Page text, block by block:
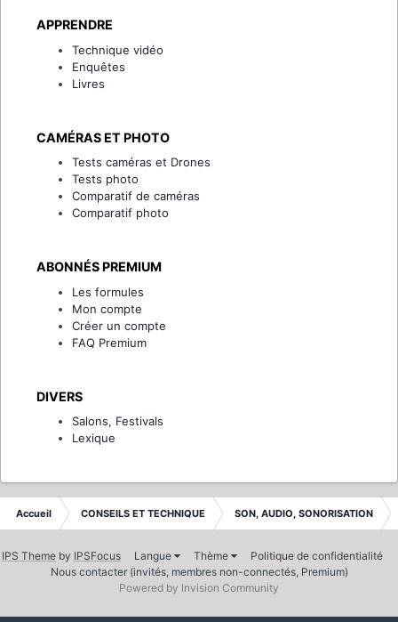
APPRENDRE
Technique vidéo
Enquêtes
Livres
CAMÉRAS ET PHOTO
Tests caméras et Drones
Tests photo
Comparatif de caméras
Comparatif photo
ABONNÉS PREMIUM
Les formules
Mon compte
Créer un compte
FAQ Premium
DIVERS
Salons, Festivals
Lexique
Accueil CONSEILS ET TECHNIQUE SON, AUDIO, SONORISATION
IPS Theme by IPSFocus Langue Thème
Politique de confidentialité
Nous contacter (invités, membres non-connectés, Premium)
Powered by Invision Community